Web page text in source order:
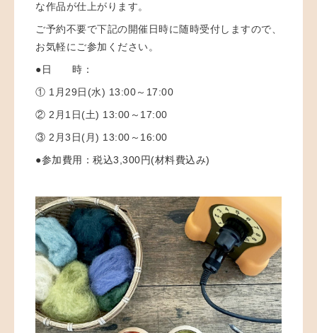
な作品が仕上がります。
ご予約不要で下記の開催日時に随時受付しますので、
お気軽にご参加ください。
●日 時：
① 1月29日(水) 13:00～17:00
② 2月1日(土) 13:00～17:00
③ 2月3日(月) 13:00～16:00
●参加費用： 税込3,300円(材料費込み)